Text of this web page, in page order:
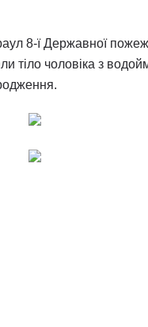
8-ї Державної
тіло чоловіка з